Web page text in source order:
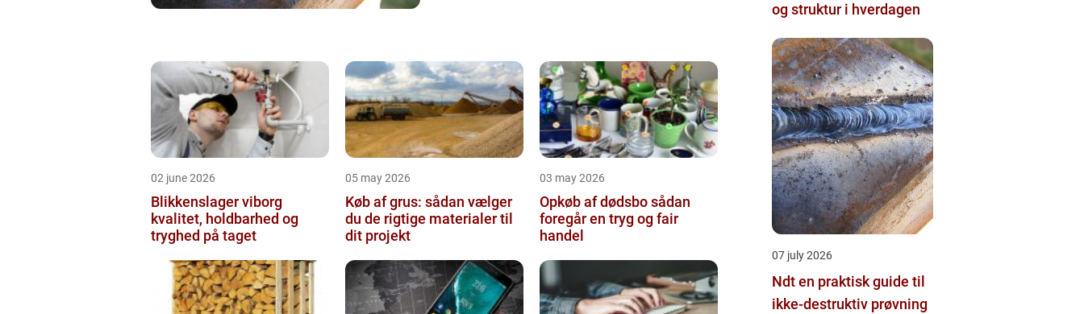
02 june 2026
Blikkenslager viborg
kvalitet, holdbarhed og
tryghed på taget
05 may 2026
Køb af grus: sådan vælger
du de rigtige materialer til
dit projekt
03 may 2026
Opkøb af dødsbo sådan
foregår en tryg og fair
handel
og struktur i hverdagen
07 july 2026
Ndt en praktisk guide til
ikke-destruktiv prøvning